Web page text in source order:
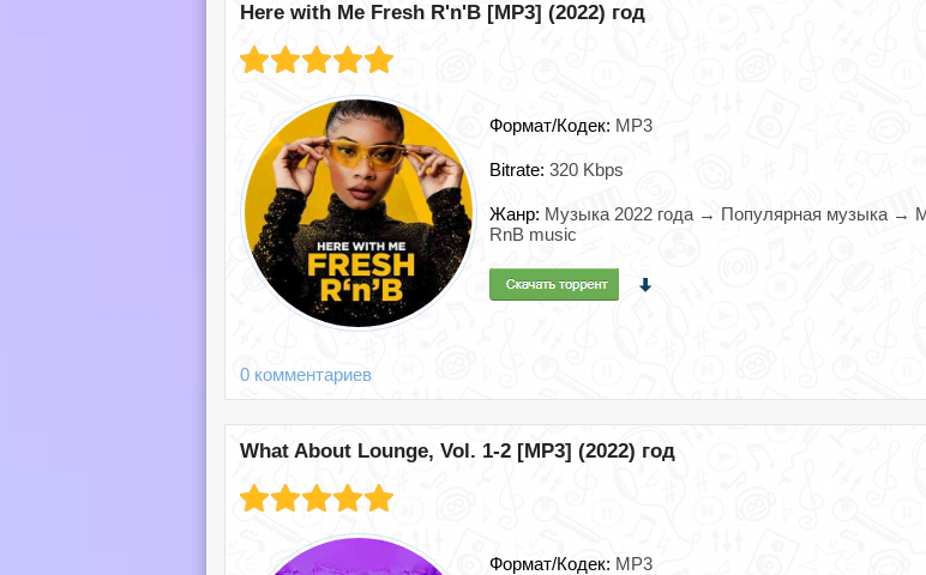
Here with Me Fresh R'n'B [MP3] (2022) год
Формат/Кодек: MP3
Bitrate: 320 Kbps
Жанр: Музыка 2022 года → Популярная музыка →
RnB music
0 комментариев
What About Lounge, Vol. 1-2 [MP3] (2022) год
Формат/Кодек: MP3